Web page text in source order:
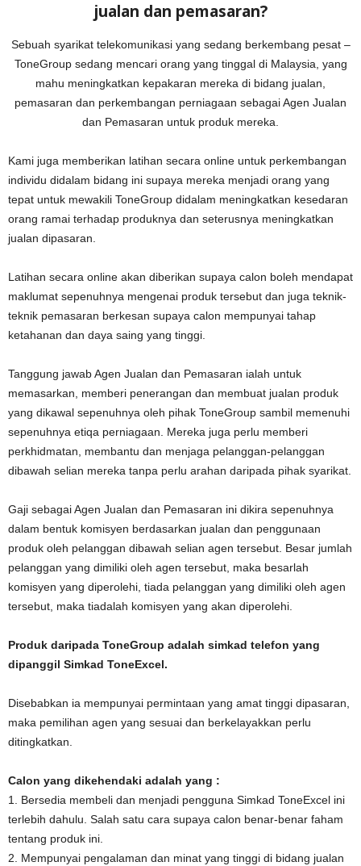
jualan dan pemasaran?
Sebuah syarikat telekomunikasi yang sedang berkembang pesat –
ToneGroup sedang mencari orang yang tinggal di Malaysia, yang
mahu meningkatkan kepakaran mereka di bidang jualan,
pemasaran dan perkembangan perniagaan sebagai Agen Jualan
dan Pemasaran untuk produk mereka.
Kami juga memberikan latihan secara online untuk perkembangan
individu didalam bidang ini supaya mereka menjadi orang yang
tepat untuk mewakili ToneGroup didalam meningkatkan kesedaran
orang ramai terhadap produknya dan seterusnya meningkatkan
jualan dipasaran.
Latihan secara online akan diberikan supaya calon boleh mendapat
maklumat sepenuhnya mengenai produk tersebut dan juga teknik-
teknik pemasaran berkesan supaya calon mempunyai tahap
ketahanan dan daya saing yang tinggi.
Tanggung jawab Agen Jualan dan Pemasaran ialah untuk
memasarkan, memberi penerangan dan membuat jualan produk
yang dikawal sepenuhnya oleh pihak ToneGroup sambil memenuhi
sepenuhnya etiqa perniagaan. Mereka juga perlu memberi
perkhidmatan, membantu dan menjaga pelanggan-pelanggan
dibawah selian mereka tanpa perlu arahan daripada pihak syarikat.
Gaji sebagai Agen Jualan dan Pemasaran ini dikira sepenuhnya
dalam bentuk komisyen berdasarkan jualan dan penggunaan
produk oleh pelanggan dibawah selian agen tersebut. Besar jumlah
pelanggan yang dimiliki oleh agen tersebut, maka besarlah
komisyen yang diperolehi, tiada pelanggan yang dimiliki oleh agen
tersebut, maka tiadalah komisyen yang akan diperolehi.
Produk daripada ToneGroup adalah simkad telefon yang
dipanggil Simkad ToneExcel.
Disebabkan ia mempunyai permintaan yang amat tinggi dipasaran,
maka pemilihan agen yang sesuai dan berkelayakkan perlu
ditingkatkan.
Calon yang dikehendaki adalah yang :
1. Bersedia membeli dan menjadi pengguna Simkad ToneExcel ini
terlebih dahulu. Salah satu cara supaya calon benar-benar faham
tentang produk ini.
2. Mempunyai pengalaman dan minat yang tinggi di bidang jualan